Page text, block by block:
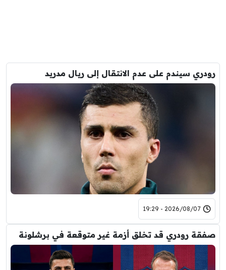
رودري سيندم على عدم الانتقال إلى ريال مدريد
2026/08/07 - 19:29
صفقة رودري قد تخلق أزمة غير متوقعة في برشلونة